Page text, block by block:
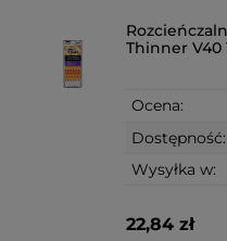
Thinner V40
Ocena:
Dostępność:
Wysyłka w:
22,84 zł